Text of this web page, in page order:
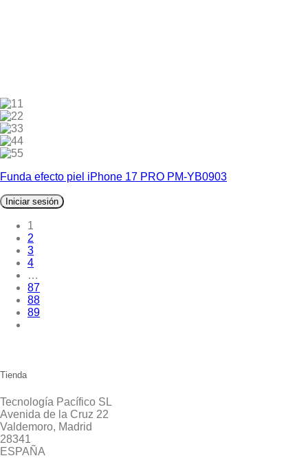
1
2
3
4
5
Funda efecto piel iPhone 17 PRO PM-YB0903
Iniciar sesión
1
2
3
4
…
87
88
89
Tienda
Tecnología Pacífico SL
Avenida de la Cruz 22
Valdemoro, Madrid
28341
ESPAÑA